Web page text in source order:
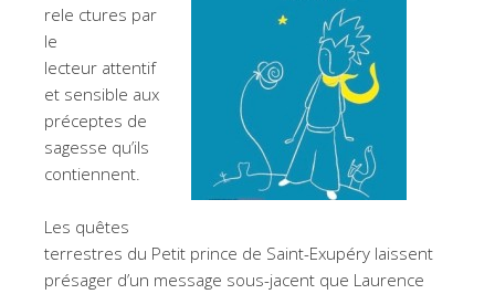
rele ctures par
le
lecteur attentif
et sensible aux
préceptes de
sagesse qu’ils
contiennent.
Les quêtes
terrestres du Petit prince de Saint-Exupéry laissent
présager d’un message sous-jacent que Laurence